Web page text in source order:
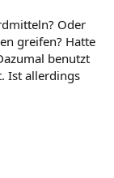
Oder
greifen? Hatte
benutzt
Ist allerdings